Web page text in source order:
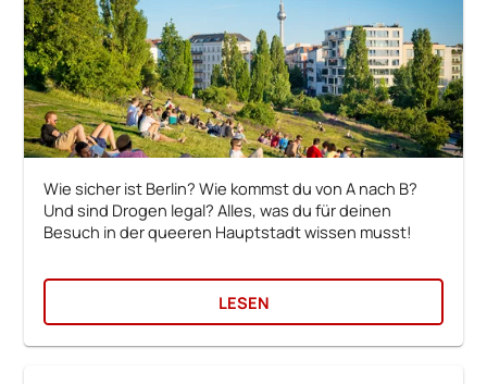
Wie sicher ist Berlin? Wie kommst du von A nach B?
Und sind Drogen legal? Alles, was du für deinen
Besuch in der queeren Hauptstadt wissen musst!
LESEN